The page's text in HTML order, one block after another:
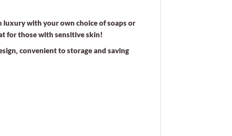
with your own choice of soaps or
for those with sensitive skin!
convenient to storage and saving